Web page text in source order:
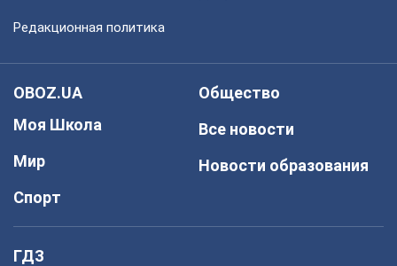
Редакционная политика
OBOZ.UA
Моя Школа
Мир
Спорт
Общество
Все новости
Новости образования
ГДЗ